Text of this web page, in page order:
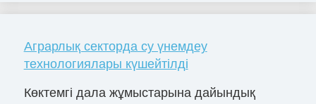
Аграрлық секторда су үнемдеу
технологиялары күшейтілді
Көктемгі дала жұмыстарына дайындық